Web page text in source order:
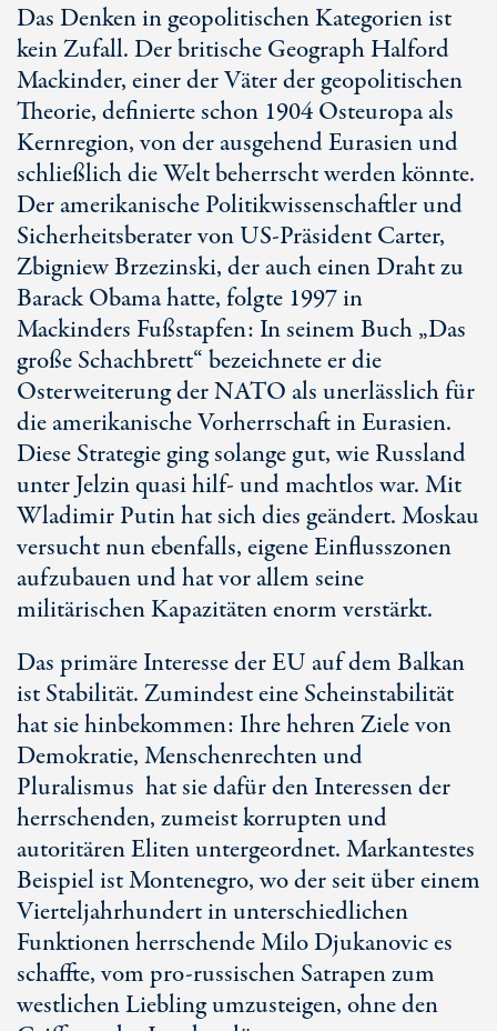
Das Denken in geopolitischen Kategorien ist
kein Zufall. Der britische Geograph Halford
Mackinder, einer der Väter der geopolitischen
Theorie, definierte schon 1904 Osteuropa als
Kernregion, von der ausgehend Eurasien und
schließlich die Welt beherrscht werden könnte.
Der amerikanische Politikwissenschaftler und
Sicherheitsberater von US-Präsident Carter,
Zbigniew Brzezinski, der auch einen Draht zu
Barack Obama hatte, folgte 1997 in
Mackinders Fußstapfen: In seinem Buch „Das
große Schachbrett“ bezeichnete er die
Osterweiterung der NATO als unerlässlich für
die amerikanische Vorherrschaft in Eurasien.
Diese Strategie ging solange gut, wie Russland
unter Jelzin quasi hilf- und machtlos war. Mit
Wladimir Putin hat sich dies geändert. Moskau
versucht nun ebenfalls, eigene Einflusszonen
aufzubauen und hat vor allem seine
militärischen Kapazitäten enorm verstärkt.
Das primäre Interesse der EU auf dem Balkan
ist Stabilität. Zumindest eine Scheinstabilität
hat sie hinbekommen: Ihre hehren Ziele von
Demokratie, Menschenrechten und
Pluralismus hat sie dafür den Interessen der
herrschenden, zumeist korrupten und
autoritären Eliten untergeordnet. Markantestes
Beispiel ist Montenegro, wo der seit über einem
Vierteljahrhundert in unterschiedlichen
Funktionen herrschende Milo Djukanovic es
schaffte, vom pro-russischen Satrapen zum
westlichen Liebling umzusteigen, ohne den